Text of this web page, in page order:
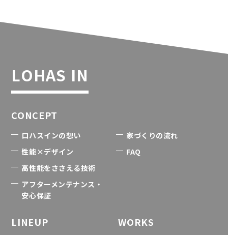
LOHAS IN
CONCEPT
ロハスインの想い
性能×デザイン
高性能をささえる技術
アフターメンテナンス・
安心保証
家づくりの流れ
FAQ
LINEUP
WORKS